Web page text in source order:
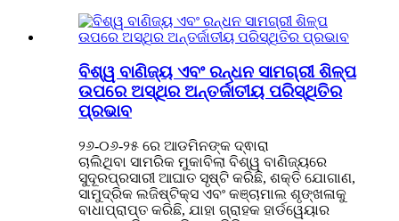
ବିଶ୍ୱ ବାଣିଜ୍ୟ ଏବଂ ରନ୍ଧନ ସାମଗ୍ରୀ ଶିଳ୍ପ
ଉପରେ ଅସ୍ଥିର ଅନ୍ତର୍ଜାତୀୟ ପରିସ୍ଥିତିର
ପ୍ରଭାବ
୨୬-୦୬-୨୫ ରେ ଆଡମିନଙ୍କ ଦ୍ଵାରା
ଚାଲିଥିବା ସାମରିକ ମୁକାବିଲା ବିଶ୍ୱ ବାଣିଜ୍ୟରେ
ସୁଦୂରପ୍ରସାରୀ ଆଘାତ ସୃଷ୍ଟି କରିଛି, ଶକ୍ତି ଯୋଗାଣ,
ସାମୁଦ୍ରିକ ଲଜିଷ୍ଟିକ୍ସ ଏବଂ କଞ୍ଚାମାଲ ଶୃଙ୍ଖଳାକୁ
ବାଧାପ୍ରାପ୍ତ କରିଛି, ଯାହା ଗ୍ରାହକ ହାର୍ଡୱେୟାର